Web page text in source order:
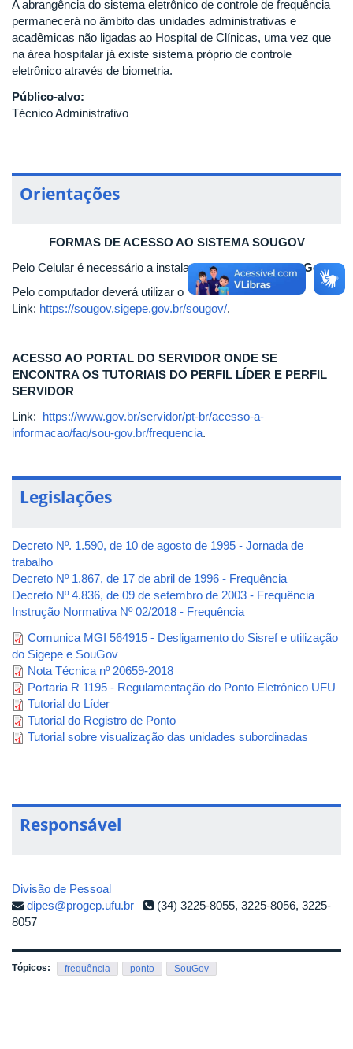
A abrangência do sistema eletrônico de controle de frequência
permanecerá no âmbito das unidades administrativas e
acadêmicas não ligadas ao Hospital de Clínicas, uma vez que
na área hospitalar já existe sistema próprio de controle
eletrônico através de biometria.
Público-alvo:
Técnico Administrativo
Orientações
FORMAS DE ACESSO AO SISTEMA SOUGOV
Pelo Celular é necessário a instalação do aplicativoSou Gov.br
Pelo computador deverá utilizar o
Link: https://sougov.sigepe.gov.br/sougov/.
ACESSO AO PORTAL DO SERVIDOR ONDE SE
ENCONTRA OS TUTORIAIS DO PERFIL LÍDER E PERFIL
SERVIDOR
Link: https://www.gov.br/servidor/pt-br/acesso-a-
informacao/faq/sou-gov.br/frequencia.
Legislações
Decreto Nº. 1.590, de 10 de agosto de 1995 - Jornada de
trabalho
Decreto Nº 1.867, de 17 de abril de 1996 - Frequência
Decreto Nº 4.836, de 09 de setembro de 2003 - Frequência
Instrução Normativa Nº 02/2018 - Frequência
Comunica MGI 564915 - Desligamento do Sisref e utilização
do Sigepe e SouGov
Nota Técnica nº 20659-2018
Portaria R 1195 - Regulamentação do Ponto Eletrônico UFU
Tutorial do Líder
Tutorial do Registro de Ponto
Tutorial sobre visualização das unidades subordinadas
Responsável
Divisão de Pessoal
dipes@progep.ufu.br
(34) 3225-8055, 3225-8056, 3225-
8057
Tópicos: frequência ponto SouGov